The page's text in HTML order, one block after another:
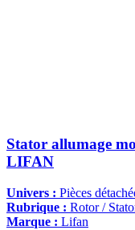
Stator allumage
LIFAN
Univers : Pièces
Rubrique : Rotor /
Marque : Lifan